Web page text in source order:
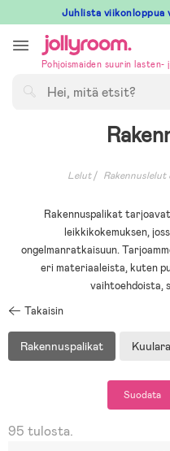
till
innehållet
Juhlista viikonloppua
Pohjoismaiden suurin lasten-
Lelut Rakennuslelut
Rakennuspalikat
leikkikokemuksen,
ongelmanratkaisuun.
eri materiaaleista, kuten
vaihtoehdoista,
Takaisin
Rakennuspalikat
Suodata
95 tulosta.